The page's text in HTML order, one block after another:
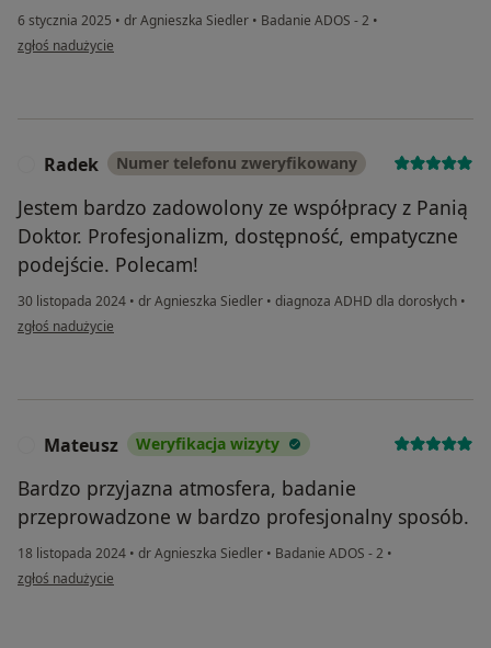
6 stycznia 2025 • dr Agnieszka Siedler • Badanie ADOS - 2 •
w opinii użytkownika Agata
zgłoś nadużycie
Radek Numer telefonu zweryfikowany
Jestem bardzo zadowolony ze współpracy z Panią
Doktor. Profesjonalizm, dostępność, empatyczne
podejście. Polecam!
30 listopada 2024 • dr Agnieszka Siedler • diagnoza ADHD dla dorosłych •
w opinii użytkownika Radek
zgłoś nadużycie
Mateusz Weryfikacja wizyty
Bardzo przyjazna atmosfera, badanie
przeprowadzone w bardzo profesjonalny sposób.
18 listopada 2024 • dr Agnieszka Siedler • Badanie ADOS - 2 •
w opinii użytkownika Mateusz
zgłoś nadużycie